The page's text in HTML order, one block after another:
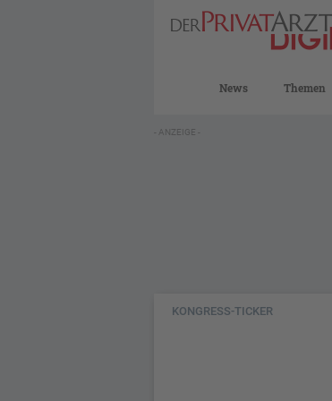
News Themen
- ANZEIGE -
KONGRESS-TICKER